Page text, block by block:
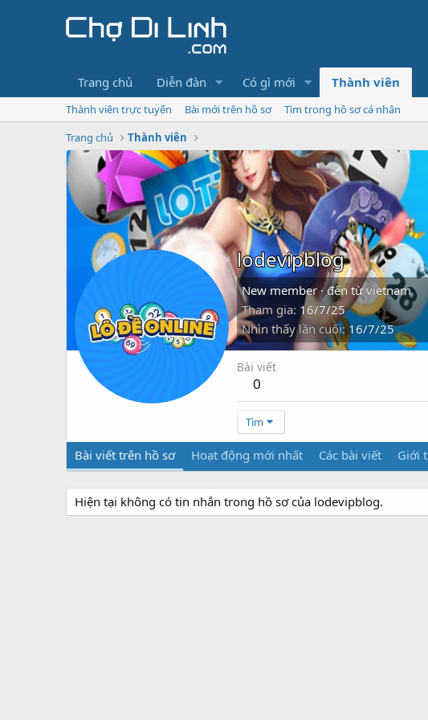
Trang chủ Diễn đàn Có gì mới Thành viên
Thành viên trực tuyến Bài mới trên hồ sơ
Tìm trong hồ sơ cá nhân
Trang chủ
Thành viên
lodevipblog
New member · đến từ vietnam
Tham gia 16/7/25
Nhìn thấy lần cuối 16/7/25
Bài viết
0
Tìm
Bài viết trên hồ sơ Hoạt động mới nhất Các bài viết Giới
Hiện tại không có tin nhắn trong hồ sơ của lodevipblog.